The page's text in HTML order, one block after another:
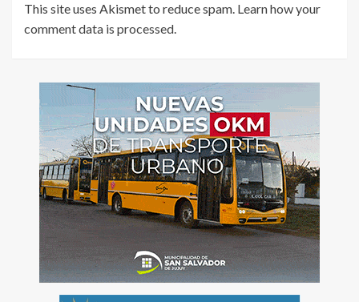
This site uses Akismet to reduce spam. Learn how your
comment data is processed.